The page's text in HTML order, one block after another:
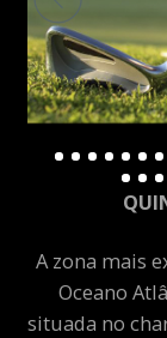
A zona mais
Oceano
situada no